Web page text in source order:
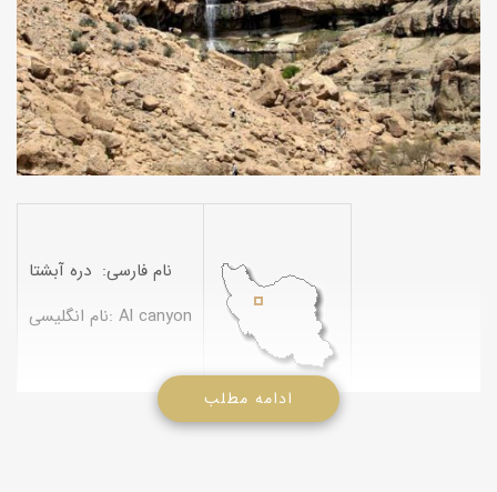
نام فارسی: دره آبشتا
نام انگلیسی: Al canyon
ادامه مطلب